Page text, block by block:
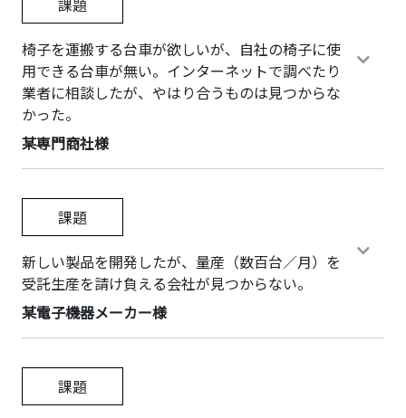
課題
椅子を運搬する台車が欲しいが、自社の椅子に使
用できる台車が無い。インターネットで調べたり
業者に相談したが、やはり合うものは見つからな
かった。
某専門商社様
課題
新しい製品を開発したが、量産（数百台／月）を
受託生産を請け負える会社が見つからない。
某電子機器メーカー様
課題